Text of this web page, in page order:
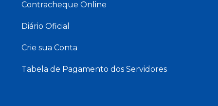
Contracheque Online
Diário Oficial
Crie sua Conta
Tabela de Pagamento dos Servidores